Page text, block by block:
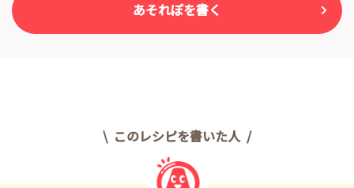
あそれぽを書く
このレシピを書いた人